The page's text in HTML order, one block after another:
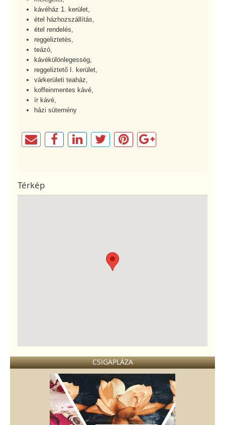
kávéház 1. kerület,
étel házhozszállítás,
étel rendelés,
reggeliztetés,
teázó,
kávékülönlegesség,
reggeliztető I. kerület,
várkerületi teaház,
koffeinmentes kávé,
ír kávé,
házi sütemény
Térkép
CSIGAPLÁZA